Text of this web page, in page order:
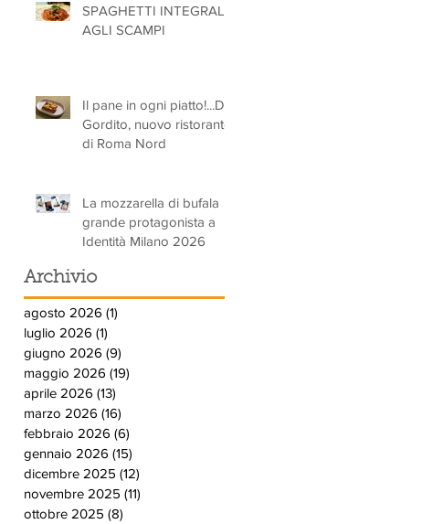
SPAGHETTI INTEGRALI
AGLI SCAMPI
Il pane in ogni piatto!...Da
Gordito, nuovo ristorante
di Roma Nord
La mozzarella di bufala
grande protagonista a
Identità Milano 2026
Archivio
agosto 2026 (1)
luglio 2026 (1)
giugno 2026 (9)
maggio 2026 (19)
aprile 2026 (13)
marzo 2026 (16)
febbraio 2026 (6)
gennaio 2026 (15)
dicembre 2025 (12)
novembre 2025 (11)
ottobre 2025 (8)